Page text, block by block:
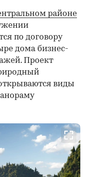
районе
по договору
дома бизнес-
Проект
виды